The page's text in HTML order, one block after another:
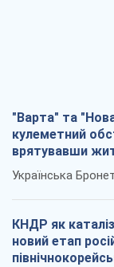
"Варта" та
кулеметний
врятувавши
Українська
КНДР як
новий етап